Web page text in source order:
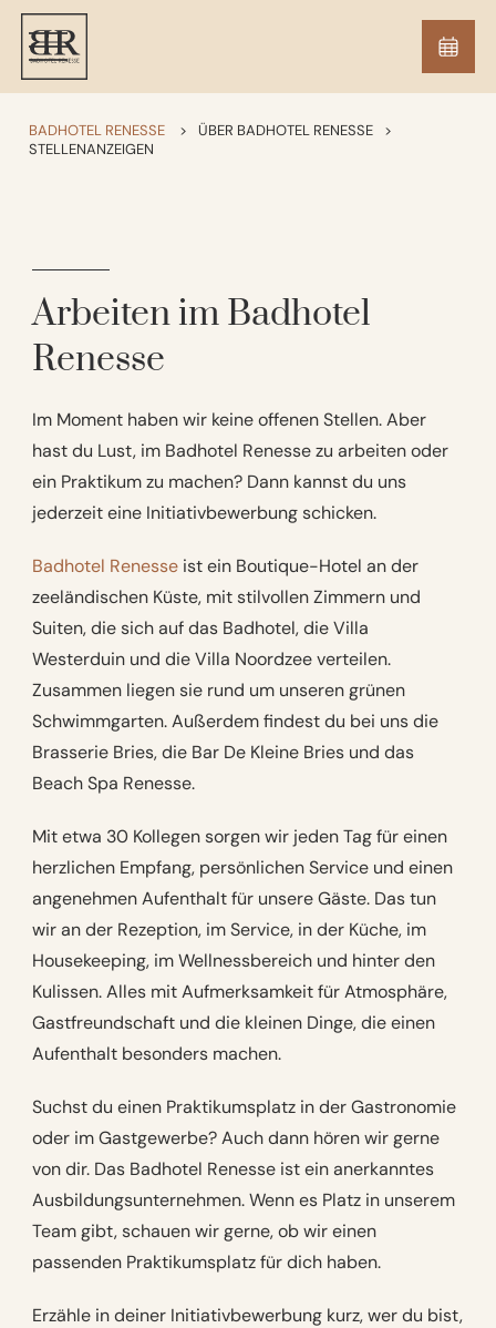
BADHOTEL RENESSE > ÜBER BADHOTEL RENESSE
>
STELLENANZEIGEN
Arbeiten im Badhotel
Renesse
Im Moment haben wir keine offenen Stellen. Aber
hast du Lust, im Badhotel Renesse zu arbeiten oder
ein Praktikum zu machen? Dann kannst du uns
jederzeit eine Initiativbewerbung schicken.
Badhotel Renesse ist ein Boutique-Hotel an der
zeeländischen Küste, mit stilvollen Zimmern und
Suiten, die sich auf das Badhotel, die Villa
Westerduin und die Villa Noordzee verteilen.
Zusammen liegen sie rund um unseren grünen
Schwimmgarten. Außerdem findest du bei uns die
Brasserie Bries, die Bar De Kleine Bries und das
Beach Spa Renesse.
Mit etwa 30 Kollegen sorgen wir jeden Tag für einen
herzlichen Empfang, persönlichen Service und einen
angenehmen Aufenthalt für unsere Gäste. Das tun
wir an der Rezeption, im Service, in der Küche, im
Housekeeping, im Wellnessbereich und hinter den
Kulissen. Alles mit Aufmerksamkeit für Atmosphäre,
Gastfreundschaft und die kleinen Dinge, die einen
Aufenthalt besonders machen.
Suchst du einen Praktikumsplatz in der Gastronomie
oder im Gastgewerbe? Auch dann hören wir gerne
von dir. Das Badhotel Renesse ist ein anerkanntes
Ausbildungsunternehmen. Wenn es Platz in unserem
Team gibt, schauen wir gerne, ob wir einen
passenden Praktikumsplatz für dich haben.
Erzähle in deiner Initiativbewerbung kurz, wer du bist,